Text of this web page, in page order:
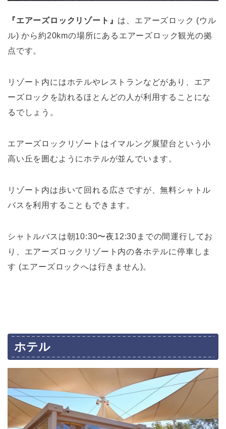
『エアーズロックリゾート』 は、エアーズロック (ウル
ル) から約20kmの場所にあるエアーズロック観光の拠
点です。
リゾート内にはホテルやレストランなどがあり、エア
ーズロックを訪れるほとんどの人が利用することにな
るでしょう。
エアーズロックリゾートはイマルング展望台という小
高い丘を囲むようにホテルが並んでいます。
リゾート内は歩いて回れる広さですが、無料シャトル
バスを利用することもできます。
シャトルバスは朝10:30〜夜12:30までの間運行してお
り、エアーズロックリゾート内の各ホテルに停車しま
す (エアーズロックへは行きません)。
ホテル